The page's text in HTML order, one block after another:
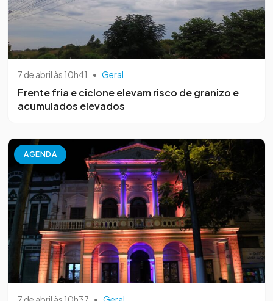
7 de abril às 10h41 • Geral
Frente fria e ciclone elevam risco de granizo e
acumulados elevados
AGENDA